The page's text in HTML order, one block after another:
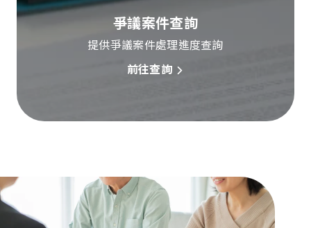
爭議案件查詢
提供爭議案件處理進度查詢
前往查詢